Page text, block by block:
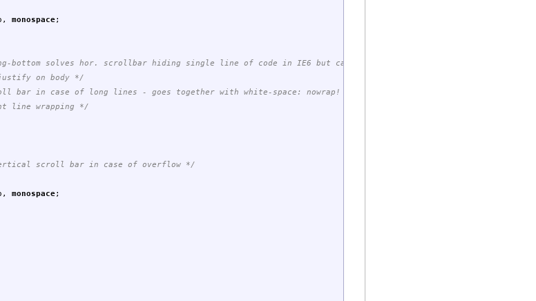
, monospace;
bottom solves hor. scrollbar hiding single line of code in IE6 but causes vert. scrollbar... */
on body */
bar in case of long lines - goes together with white-space: nowrap! */
line wrapping */
scroll bar in case of overflow */
, monospace;